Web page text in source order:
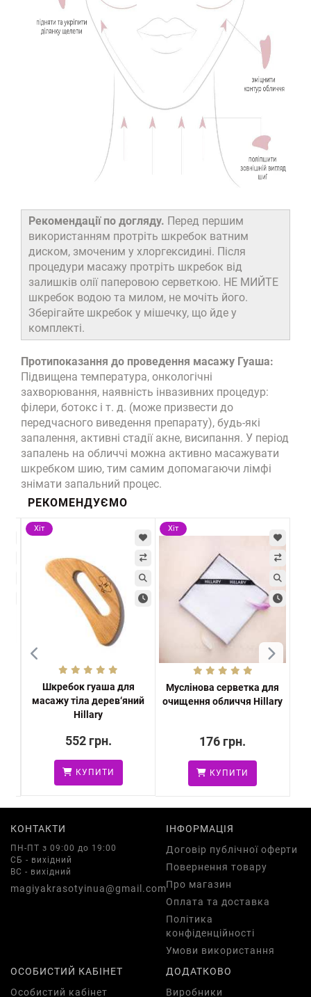
Рекомендації по догляду. Перед першим
використанням протріть шкребок ватним
диском, змоченим у хлоргексидині. Після
процедури масажу протріть шкребок від
залишків олії паперовою серветкою. НЕ МИЙТЕ
шкребок водою та милом, не мочіть його.
Зберігайте шкребок у мішечку, що йде у
комплекті.
Протипоказання до проведення масажу Гуаша:
Підвищена температура, онкологічні
захворювання, наявність інвазивних процедур:
філери, ботокс і т. д. (може призвести до
передчасного виведення препарату), будь-які
запалення, активні стадії акне, висипання. У період
запалень на обличчі можна активно масажувати
шкребком шию, тим самим допомагаючи лімфі
знімати запальний процес.
РЕКОМЕНДУЄМО
Хіт
Шкребок гуаша для
масажу тіла дерев‘яний
Hillary
552 грн.
КУПИТИ
Хіт
Муслінова серветка для
очищення обличчя Hillary
176 грн.
КУПИТИ
КОНТАКТИ
ПН-ПТ з 09:00 до 19:00
СБ - вихідний
ВС - вихідний
magiyakrasotyinua@gmail.com
ІНФОРМАЦІЯ
Договір публічної оферти
Повернення товару
Про магазин
Оплата та доставка
Політика
конфіденційності
Умови використання
ОСОБИСТИЙ КАБІНЕТ
Особистий кабінет
ДОДАТКОВО
Виробники